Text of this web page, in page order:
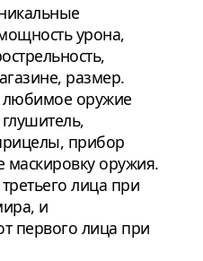
урона,
размер.
оружие
прибор
маскировку оружия.
лица при
и
первого лица при